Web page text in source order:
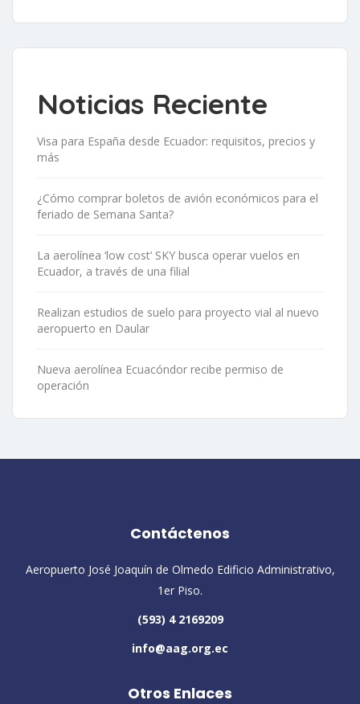
Noticias Reciente
Visa para España desde Ecuador: requisitos, precios y
más
¿Cómo comprar boletos de avión económicos para el
feriado de Semana Santa?
La aerolínea ‘low cost’ SKY busca operar vuelos en
Ecuador, a través de una filial
Realizan estudios de suelo para proyecto vial al nuevo
aeropuerto en Daular
Nueva aerolínea Ecuacóndor recibe permiso de
operación
Contáctenos
Aeropuerto José Joaquín de Olmedo Edificio Administrativo,
1er Piso.
(593) 4 2169209
info@aag.org.ec
Otros Enlaces